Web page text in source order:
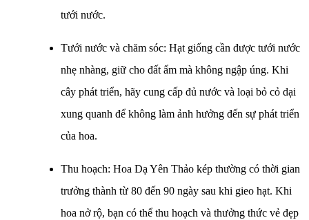
tưới nước.
Tưới nước và chăm sóc: Hạt giống cần được tưới nước
nhẹ nhàng, giữ cho đất ẩm mà không ngập úng. Khi
cây phát triển, hãy cung cấp đủ nước và loại bỏ cỏ dại
xung quanh để không làm ảnh hưởng đến sự phát triển
của hoa.
Thu hoạch: Hoa Dạ Yên Thảo kép thường có thời gian
trưởng thành từ 80 đến 90 ngày sau khi gieo hạt. Khi
hoa nở rộ, bạn có thể thu hoạch và thưởng thức vẻ đẹp